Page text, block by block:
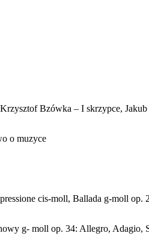
Krzysztof Bzówka – I skrzypce,
o muzyce
cis-moll, Ballada g-moll
g- moll op. 34: Allegro, Adagio,